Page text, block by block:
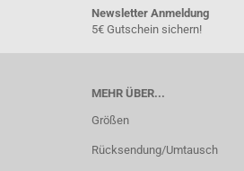
Newsletter Anmeldung
5€ Gutschein sichern!
MEHR ÜBER...
Größen
Rücksendung/Umtausch